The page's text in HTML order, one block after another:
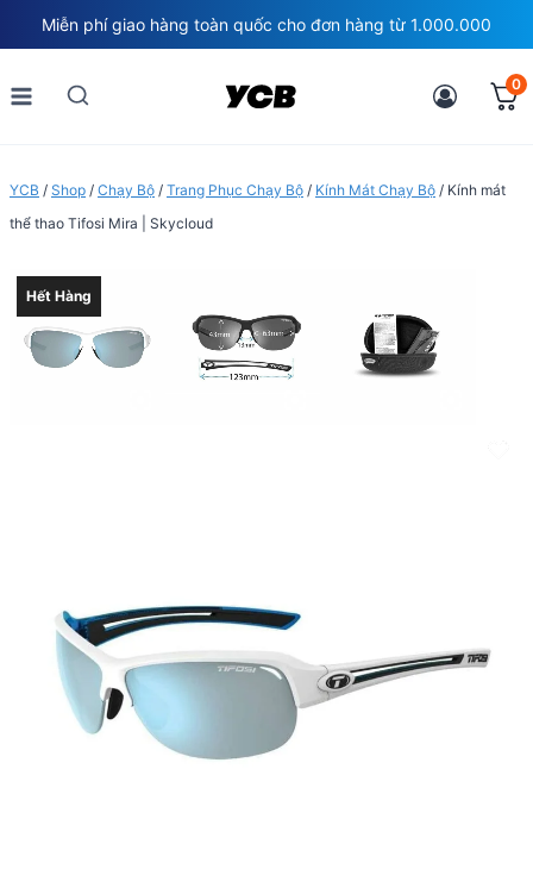
to
content
Miễn phí giao hàng toàn quốc cho đơn hàng từ 1.000.000
0
YCB / Shop / Chạy Bộ / Trang Phục Chạy Bộ / Kính Mát Chạy Bộ / Kính mát
thể thao Tifosi Mira | Skycloud
Hết Hàng